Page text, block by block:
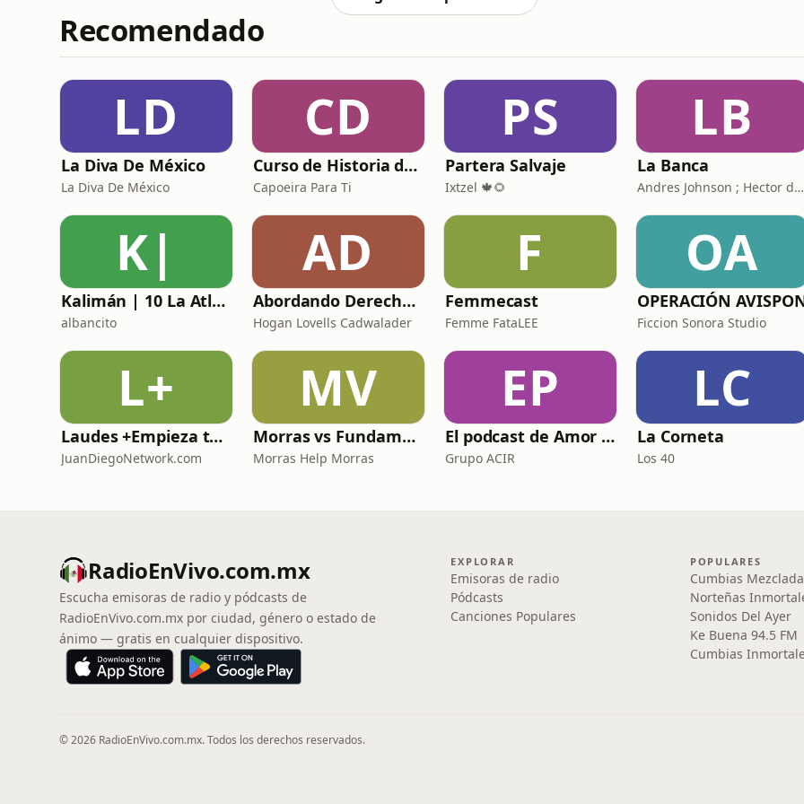
Recomendado
LD
La Diva De México
La Diva De México
CD
Curso de Historia de Brasil para Capoeiras
Capoeira Para Ti
PS
Partera Salvaje
Ixtzel 🍁🌻
LB
La Banca
Andres Johnson ; Hector de la Garza
K|
Kalimán | 10 La Atlántida La Ciudad Perdida - 1966
albancito
AD
Abordando Derecho by Hogan Lovells Cadwalader
Hogan Lovells Cadwalader
F
Femmecast
Femme FataLEE
OA
OPERACIÓN
Ficcion Sonora Studio
L+
Laudes +Empieza tu día en oración junto con toda la Iglesia+
JuanDiegoNetwork.com
MV
Morras vs Fundamentalismos
Morras Help Morras
EP
El podcast de Amor FM
Grupo ACIR
LC
La Corneta
Los 40
RadioEnVivo.com.mx
Escucha emisoras de radio y pódcasts de
RadioEnVivo.com.mx por ciudad, género o estado de
ánimo — gratis en cualquier dispositivo.
EXPLORAR
Emisoras de radio
Pódcasts
Canciones Populares
POPULARES
Cumbias
Norteñas
Sonidos Del Ayer
Ke Buena 94.5 FM
Cumbias
© 2026 RadioEnVivo.com.mx. Todos los derechos reservados.